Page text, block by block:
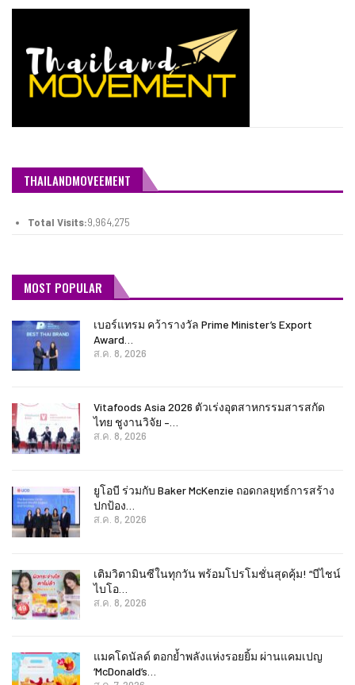
THAILANDMOVEEMENT
Total Visits:9,964,275
MOST POPULAR
เบอร์แทรม คว้ารางวัล Prime Minister’s Export
Award…
ส.ค. 8, 2026
Vitafoods Asia 2026 ตัวเร่งอุตสาหกรรมสารสกัด
ไทย ชูงานวิจัย –…
ส.ค. 8, 2026
ยูโอบี ร่วมกับ Baker McKenzie ถอดกลยุทธ์การสร้าง
ปกป้อง…
ส.ค. 8, 2026
เติมวิตามินซีในทุกวัน พร้อมโปรโมชั่นสุดคุ้ม! “บีไชน์
ไบโอ…
ส.ค. 8, 2026
แมคโดนัลด์ ตอกย้ำพลังแห่งรอยยิ้ม ผ่านแคมเปญ
‘McDonald’s…